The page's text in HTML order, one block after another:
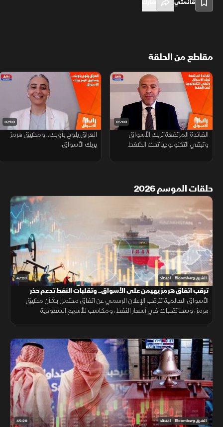
قائمتي
مقاطع من الحلقة
05:00
الفائدة المرتفعة تربك الأسواق
وتبقي التكنولوجيا تحت الضغط
07:00
العراق يلوح بأوبك.. ومضيق هرمز
يربك الأسواق
حلقات الموسم 2026
47:23 الشرق Bloomberg اقتصاد
ترقب اتفاق هرمز يهيمن على الأسواق.. وتقلبات النفط تدعم حذر
المستثمرين
الأسواق العالمية تترقب الإعلان الرسمي عن اتفاق محتمل بشأن مضيق
هرمز، وسط تقلبات في أسعار النفط، ومكاسب للأسهم السعودية
45:26 الشرق Bloomberg اقتصاد